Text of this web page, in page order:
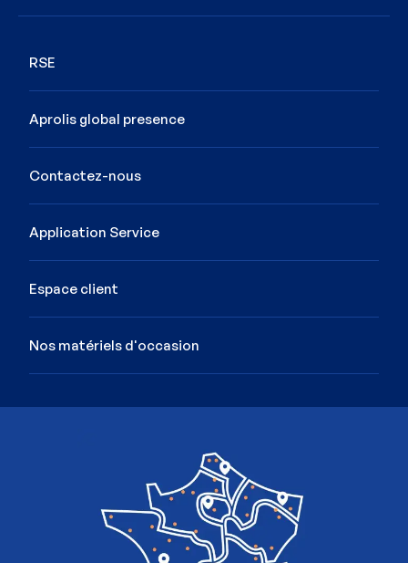
RSE
Aprolis global presence
Contactez-nous
Application Service
Espace client
Nos matériels d'occasion